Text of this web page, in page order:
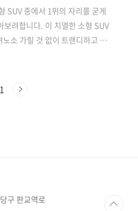
SUV 중에서 1위의 자리를 굳게
보려합니다. 이 치열한 소형 SUV
소 가릴 것 없이 트랜디하고 호
도합니다. 많은 사람들이 셀토
입니다. 사실, 예전에는 사회초년
1
구 판교역로